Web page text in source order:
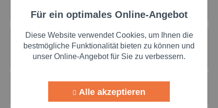
Beschreibung
Mobiltherm 603 Wärmeträgeröl für Ihre Industrieanlagen
Entdecken Sie die Kraft von Mobiltherm...mehr
Bewertungen
0
Bewertungen lesen, schreiben und diskutieren...
Funktionale Aktiv
Marketing Aktiv
Personalisierung Aktiv
Für ein optimales Online-Angebot
Diese Website verwendet Cookies, um Ihnen die
bestmögliche Funktionalität bieten zu können und
unser Online-Angebot für Sie zu verbessern.
Alle akzeptieren